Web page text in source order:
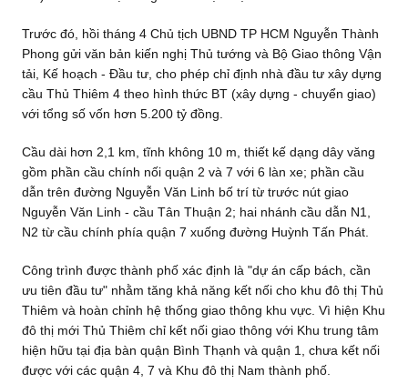
Trước đó, hồi tháng 4 Chủ tịch UBND TP HCM Nguyễn Thành
Phong gửi văn bản kiến nghị Thủ tướng và Bộ Giao thông Vận
tải, Kế hoạch - Đầu tư, cho phép chỉ định nhà đầu tư xây dựng
cầu Thủ Thiêm 4 theo hình thức BT (xây dựng - chuyển giao)
với tổng số vốn hơn 5.200 tỷ đồng.
Cầu dài hơn 2,1 km, tĩnh không 10 m, thiết kế dạng dây văng
gồm phần cầu chính nối quận 2 và 7 với 6 làn xe; phần cầu
dẫn trên đường Nguyễn Văn Linh bố trí từ trước nút giao
Nguyễn Văn Linh - cầu Tân Thuận 2; hai nhánh cầu dẫn N1,
N2 từ cầu chính phía quận 7 xuống đường Huỳnh Tấn Phát.
Công trình được thành phố xác định là "dự án cấp bách, cần
ưu tiên đầu tư" nhằm tăng khả năng kết nối cho khu đô thị Thủ
Thiêm và hoàn chỉnh hệ thống giao thông khu vực. Vì hiện Khu
đô thị mới Thủ Thiêm chỉ kết nối giao thông với Khu trung tâm
hiện hữu tại địa bàn quận Bình Thạnh và quận 1, chưa kết nối
được với các quận 4, 7 và Khu đô thị Nam thành phố.